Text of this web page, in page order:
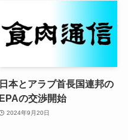
日本とアラブ首長国連邦の
EPAの交渉開始
2024年9月20日